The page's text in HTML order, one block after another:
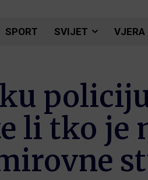
SPORT SVIJET VJERA
li tko je